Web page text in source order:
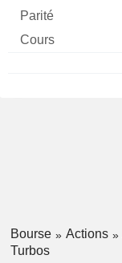
Bourse Actions
Turbos